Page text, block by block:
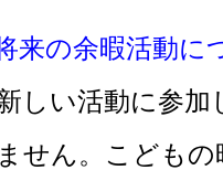
来の余暇活動に
しい活動に参
せん。こども